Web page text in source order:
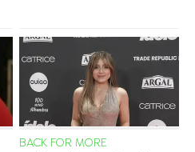
BACK FOR MORE